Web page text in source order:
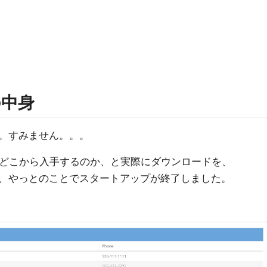
身
すみません。。。
こから入手するのか、と実際にダウンロードを、
やっとのことでスタートアップが終了しました。